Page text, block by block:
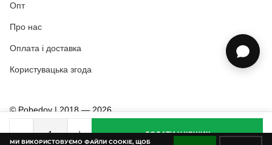
МИ ВИКОРИСТОВУЄМО ФАЙЛИ COOKIE, ЩОБ
ДОДАТИ У КОШИК
Опт
Про нас
Оплата і доставка
Користувацька згода
© Pobedov | 2018 — 2026